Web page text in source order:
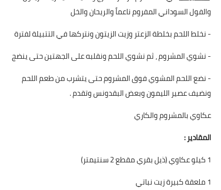
والفول السوداني المفروم ناعماً والريحان والخل
- نخلط اللحم بخلطة الزعتر وزيت الزيتون ونتركها في التتبيلة لفترة
- نشوي المشروم ، ثم نشوي اللحم ونقلبه على الجهتين حتى ينضج
- نضع اللحم المشوي فوق المشروم حتى يتشرب من طعم اللحم
ونضيف عصير الليمون وبعض البقدونس وتقدم .
عكاوي بالمشروم والكاري
المقادير :
1 كيلو عكاوي (ذيل بقري مقطع 2 سنتيمتر)
1 ملعقة كبيرة زيت نباتي